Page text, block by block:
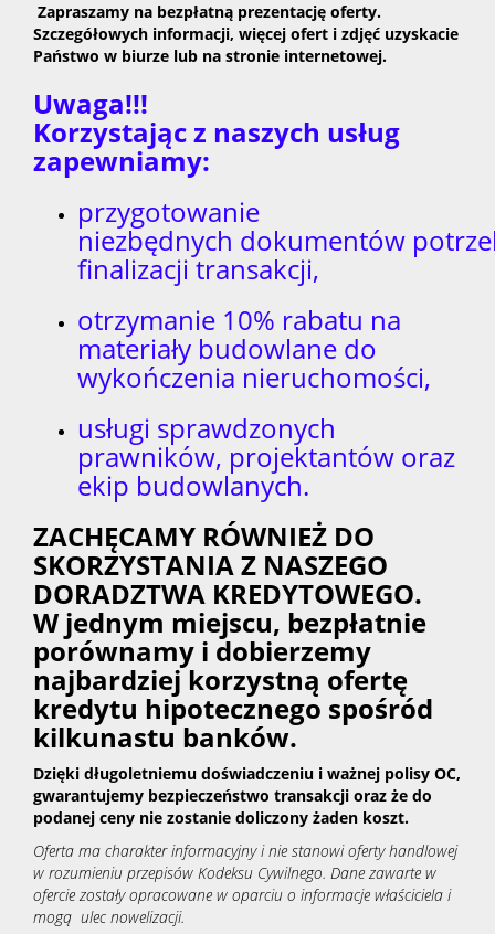
Zapraszamy na bezpłatną prezentację oferty.
Szczegółowych informacji, więcej ofert i zdjęć uzyskacie
Państwo w biurze lub na stronie internetowej.
Uwaga!!!
Korzystając z naszych usług
zapewniamy:
przygotowanie
niezbędnych dokumentów
finalizacji transakcji,
otrzymanie 10% rabatu na
materiały budowlane do
wykończenia nieruchomości,
usługi sprawdzonych
prawników, projektantów oraz
ekip budowlanych.
ZACHĘCAMY RÓWNIEŻ DO
SKORZYSTANIA Z NASZEGO
DORADZTWA KREDYTOWEGO.
W jednym miejscu, bezpłatnie
porównamy i dobierzemy
najbardziej korzystną ofertę
kredytu hipotecznego spośród
kilkunastu banków.
Dzięki długoletniemu doświadczeniu i ważnej polisy OC,
gwarantujemy bezpieczeństwo transakcji oraz że do
podanej ceny nie zostanie doliczony żaden koszt.
Oferta ma charakter informacyjny i nie stanowi oferty handlowej
w rozumieniu przepisów Kodeksu Cywilnego. Dane zawarte w
ofercie zostały opracowane w oparciu o informacje właściciela i
mogą ulec nowelizacji.